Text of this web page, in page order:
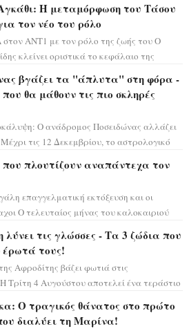
Η μεταμόρφωση του Τάσου
τον νέο του ρόλο
ΑΝΤ1 με τον ρόλο της ζωής του Ο
κλείνει οριστικά το κεφάλαιο της
βγάζει τα "άπλυτα" στη φόρα -
θα μάθουν τις πιο σκληρές
Ο ανάδρομος Ποσειδώνας αλλάζει
τις 12 Δεκεμβρίου, το αστρολογικό
πλουτίζουν αναπάντεχα τον
επαγγελματική εκτόξευση και οι
Ο τελευταίος μήνας του καλοκαιριού
τις γλώσσες - Τα 3 ζώδια που
έρωτά τους!
Αφροδίτης βάζει φωτιά στις
Τρίτη 4 Αυγούστου αποτελεί ένα τεράστιο
Ο τραγικός θάνατος στο πρώτο
διαλύει τη Μαρίνα!